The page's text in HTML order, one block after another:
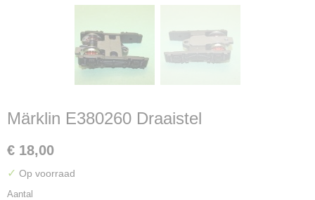
Märklin E380260 Draaistel
€ 18,00
✓ Op voorraad
Aantal